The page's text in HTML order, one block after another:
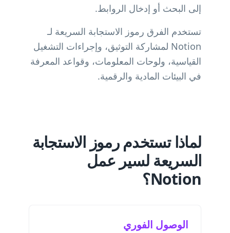
إلى البحث أو إدخال الروابط.
تستخدم الفرق رموز الاستجابة السريعة لـ
Notion لمشاركة التوثيق، وإجراءات التشغيل
القياسية، ولوحات المعلومات، وقواعد المعرفة
في البيئات المادية والرقمية.
لماذا تستخدم رموز الاستجابة
السريعة لسير عمل
Notion؟
الوصول الفوري